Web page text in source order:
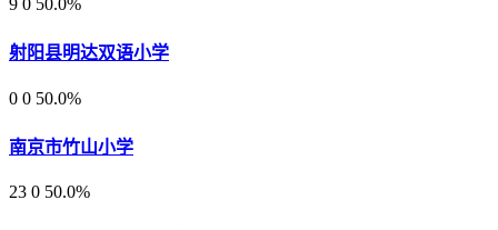
9 0 50.0%
射阳县明达双语小学
0 0 50.0%
南京市竹山小学
23 0 50.0%